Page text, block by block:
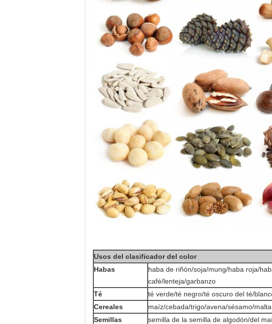
Usos del clasificador del color
Habas
haba de riñón/soja/mung/haba roja/
café/lenteja/garbanzo
Té
té verde/té negro/té oscuro del té/
Cereales
maíz/cebada/trigo/avena/sésamo/malta
Semillas
semilla de la semilla de algodón/del